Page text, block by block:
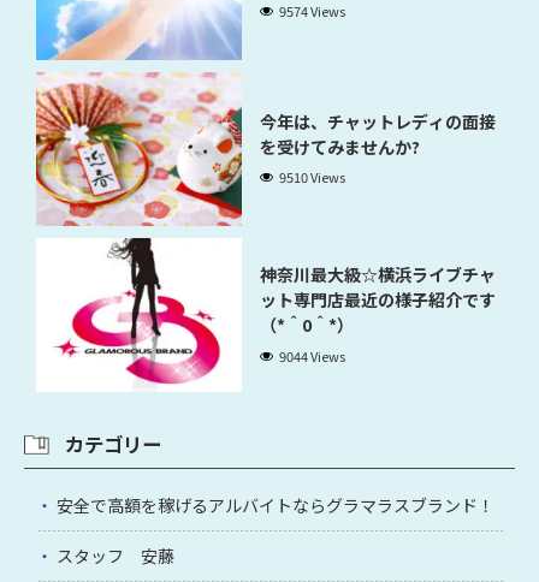
9574 Views
今年は、チャットレディの面接
を受けてみませんか?
9510 Views
神奈川最大級☆横浜ライブチャ
ット専門店最近の様子紹介です
（*＾0＾*）
9044 Views
カテゴリー
安全で高額を稼げるアルバイトならグラマラスブランド！
スタッフ 安藤